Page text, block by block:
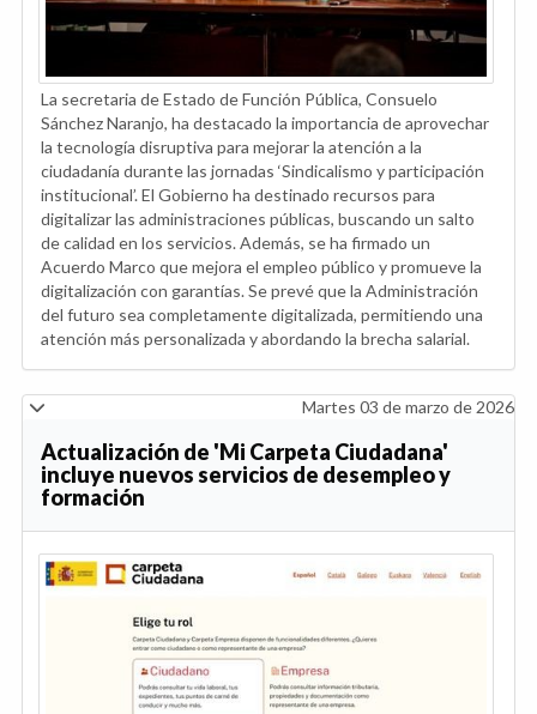
La secretaria de Estado de Función Pública, Consuelo
Sánchez Naranjo, ha destacado la importancia de aprovechar
la tecnología disruptiva para mejorar la atención a la
ciudadanía durante las jornadas ‘Sindicalismo y participación
institucional’. El Gobierno ha destinado recursos para
digitalizar las administraciones públicas, buscando un salto
de calidad en los servicios. Además, se ha firmado un
Acuerdo Marco que mejora el empleo público y promueve la
digitalización con garantías. Se prevé que la Administración
del futuro sea completamente digitalizada, permitiendo una
atención más personalizada y abordando la brecha salarial.
Martes 03 de marzo de 2026
Actualización de 'Mi Carpeta Ciudadana'
incluye nuevos servicios de desempleo y
formación